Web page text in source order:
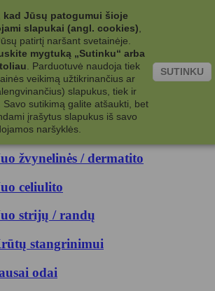
prakaito
prausikliai
žvynelinės / dermatito
celiulito
strijų / randų
stangrinimui
odai
kad Jūsų patogumui šioje
slapukai (angl. cookies)
patirtį naršant svetainėje.
mygtuką „Sutinku“ arba
Parduotuvė naudoja tiek
veikimą užtikrinančius ar
slapukus, tiek ir
sutikimą galite atšaukti, bet
įrašytus slapukus iš savo
naršyklės.
SUTINKU